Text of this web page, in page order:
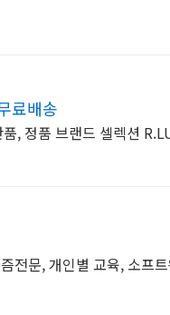
료배송
, 정품 브랜드 셀렉션
전문, 개인별 교육, 소프